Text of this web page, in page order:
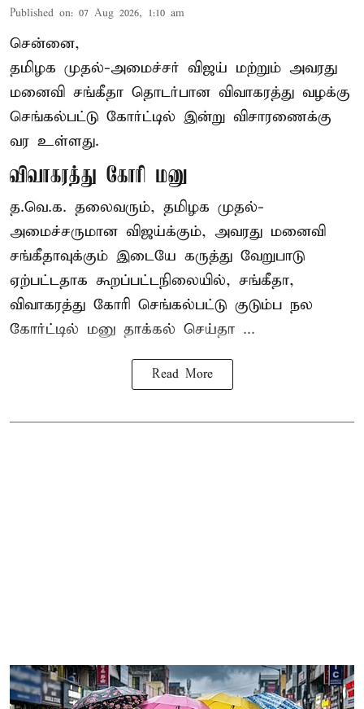
Published on: 07 Aug 2026, 1:10 am
சென்னை,
தமிழக முதல்-அமைச்சர் விஜய் மற்றும் அவரது
மனைவி சங்கீதா தொடர்பான விவாகரத்து வழக்கு
செங்கல்பட்டு கோர்ட்டில் இன்று விசாரணைக்கு
வர உள்ளது.
விவாகரத்து கோரி மனு
த.வெ.க. தலைவரும், தமிழக முதல்-
அமைச்சருமான விஜய்க்கும், அவரது மனைவி
சங்கீதாவுக்கும் இடையே கருத்து வேறுபாடு
ஏற்பட்டதாக கூறப்பட்டநிலையில், சங்கீதா,
விவாகரத்து கோரி செங்கல்பட்டு குடும்ப நல
கோர்ட்டில் மனு தாக்கல் செய்தா ...
Read More